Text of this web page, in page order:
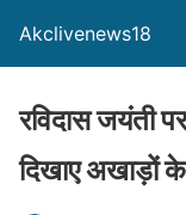
Akclivenews18
रविदास जयंती
दिखाए अखाड़ों